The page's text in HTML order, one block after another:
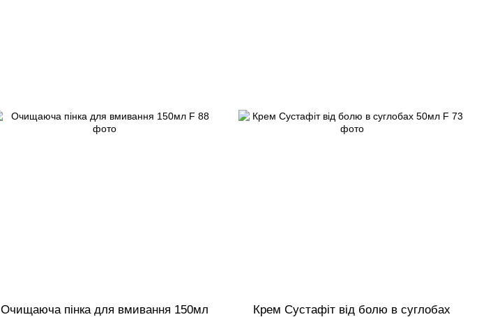
Очищаюча пінка для вмивання 150мл
Крем Сустафіт від болю в суглобах